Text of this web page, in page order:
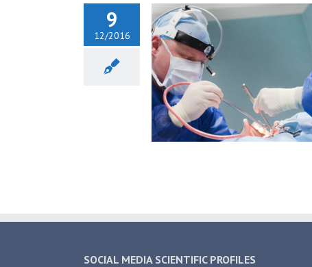
9
12/2016
SOCIAL MEDIA SCIENTIFIC PROFILES